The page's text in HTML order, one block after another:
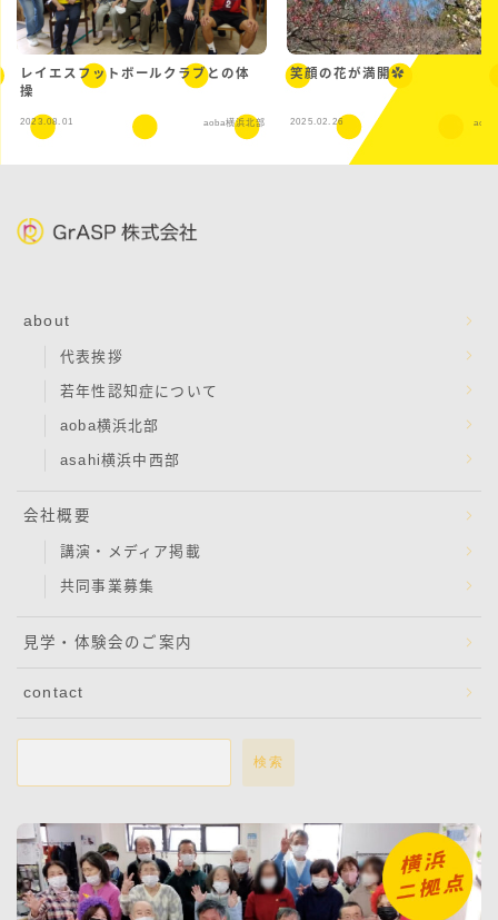
レイエスフットボールクラブとの体
操
2023.08.01 aoba横浜北部
笑顔の花が満開✿
2025.02.26 aoba
about
代表挨拶
若年性認知症について
aoba横浜北部
asahi横浜中西部
会社概要
講演・メディア掲載
共同事業募集
見学・体験会のご案内
contact
検索